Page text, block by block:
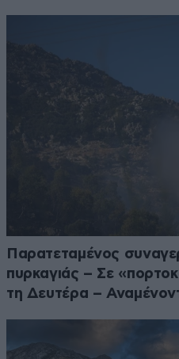
Παρατεταμένος
πυρκαγιάς – Σε
τη Δευτέρα –